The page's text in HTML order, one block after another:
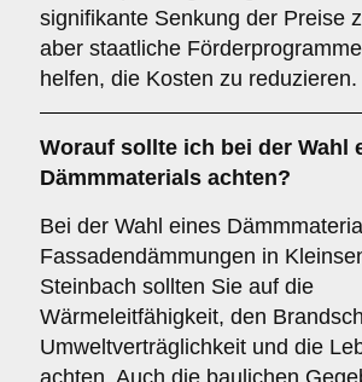
signifikante Senkung der Preise
aber staatliche
helfen, die Kosten zu reduzieren.
Worauf sollte ich bei der Wahl
Dämmmaterials achten?
Bei der Wahl eines
Fassadendämmungen in
Steinbach sollten Sie auf die
Wärmeleitfähigkeit, den
Umweltverträglichkeit und die
achten. Auch die baulichen